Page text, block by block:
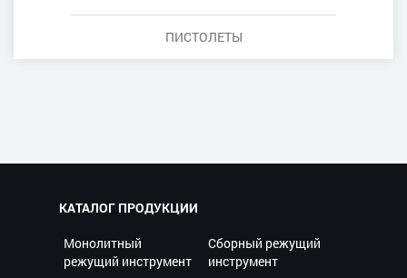
ПИСТОЛЕТЫ
КАТАЛОГ ПРОДУКЦИИ
Монолитный
режущий инструмент
Сборный режущий
инструмент